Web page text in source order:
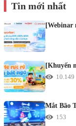
Tin mới nhất
[Webinar
[Khuyến
10.149
Mắt Bão
153